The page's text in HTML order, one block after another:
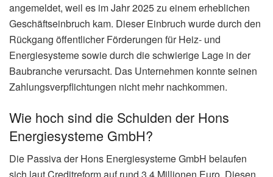
angemeldet, weil es im Jahr 2025 zu einem erheblichen
Geschäftseinbruch kam. Dieser Einbruch wurde durch den
Rückgang öffentlicher Förderungen für Heiz- und
Energiesysteme sowie durch die schwierige Lage in der
Baubranche verursacht. Das Unternehmen konnte seinen
Zahlungsverpflichtungen nicht mehr nachkommen.
Wie hoch sind die Schulden der Hons
Energiesysteme GmbH?
Die Passiva der Hons Energiesysteme GmbH belaufen